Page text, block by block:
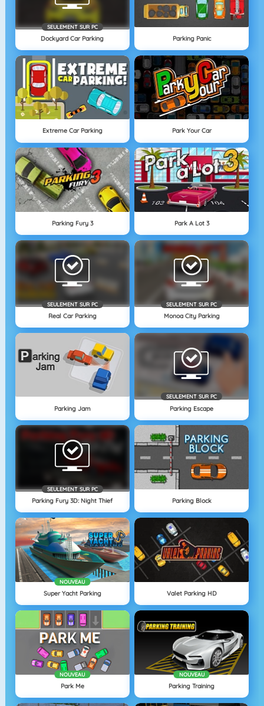
SEULEMENT SUR PC
Dockyard Car Parking Parking Panic
Extreme Car Parking Park Your Car
Parking Fury 3 Park A Lot 3
SEULEMENT SUR PC
Real Car Parking
SEULEMENT SUR PC
Monoa City Parking
Parking Jam
SEULEMENT SUR PC
Parking Escape
SEULEMENT SUR PC
Parking Fury 3D: Night Thief Parking Block
NOUVEAU
Super Yacht Parking Valet Parking HD
NOUVEAU
Park Me
NOUVEAU
Parking Training